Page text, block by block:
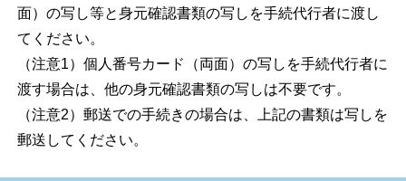
面）の写し等と身元確認書類の写しを手続代行者に渡し
てください。
（注意1）個人番号カード（両面）の写しを手続代行者に
渡す場合は、他の身元確認書類の写しは不要です。
（注意2）郵送での手続きの場合は、上記の書類は写しを
郵送してください。